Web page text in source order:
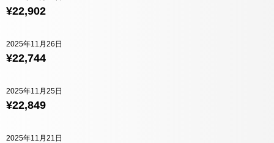
¥22,902
¥22,744
2025年11月26日
¥22,849
2025年11月25日
2025年11月21日